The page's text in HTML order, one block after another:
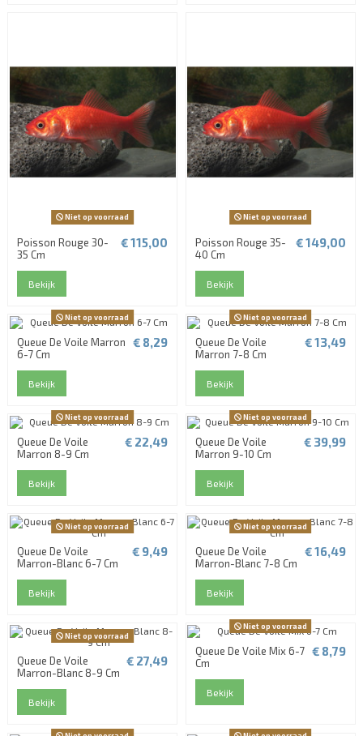
Niet op voorraad
Poisson Rouge 30-
35 Cm
€ 115,00
Bekijk
Niet op voorraad
Poisson Rouge 35-
40 Cm
€ 149,00
Bekijk
Niet op voorraad
Queue De Voile Marron
6-7 Cm
€ 8,29
Bekijk
Niet op voorraad
Queue De Voile
Marron 7-8 Cm
€ 13,49
Bekijk
Niet op voorraad
Queue De Voile
Marron 8-9 Cm
€ 22,49
Bekijk
Niet op voorraad
Queue De Voile
Marron 9-10 Cm
€ 39,99
Bekijk
Niet op voorraad
Queue De Voile
Marron-Blanc 6-7 Cm
€ 9,49
Bekijk
Niet op voorraad
Queue De Voile
Marron-Blanc 7-8 Cm
€ 16,49
Bekijk
Niet op voorraad
Queue De Voile
Marron-Blanc 8-9 Cm
€ 27,49
Bekijk
Niet op voorraad
Queue De Voile Mix 6-7
Cm
€ 8,79
Bekijk